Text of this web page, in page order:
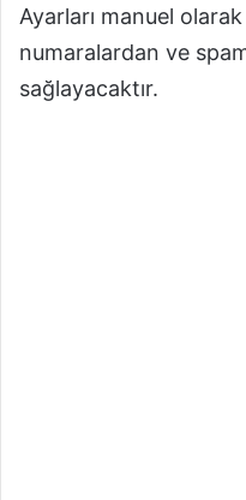
Ayarları manuel
numaralardan ve
sağlayacaktır.